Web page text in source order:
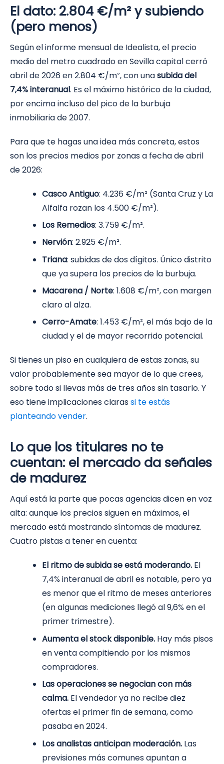
El dato: 2.804 €/m² y subiendo
(pero menos)
Según el informe mensual de Idealista, el precio
medio del metro cuadrado en Sevilla capital cerró
abril de 2026 en 2.804 €/m², con unasubida del
7,4% interanual. Es el máximo histórico de la ciudad,
por encima incluso del pico de la burbuja
inmobiliaria de 2007.
Para que te hagas una idea más concreta, estos
son los precios medios por zonas a fecha de abril
de 2026:
Casco Antiguo: 4.236 €/m² (Santa Cruz y La
Alfalfa rozan los 4.500 €/m²).
Los Remedios: 3.759 €/m².
Nervión: 2.925 €/m².
Triana: subidas de dos dígitos. Único distrito
que ya supera los precios de la burbuja.
Macarena / Norte: 1.608 €/m², con margen
claro al alza.
Cerro-Amate: 1.453 €/m², el más bajo de la
ciudad y el de mayor recorrido potencial.
Si tienes un piso en cualquiera de estas zonas, su
valor probablemente sea mayor de lo que crees,
sobre todo si llevas más de tres años sin tasarlo. Y
eso tiene implicaciones clarassi te estás
planteando vender.
Lo que los titulares no te
cuentan: el mercado da señales
de madurez
Aquí está la parte que pocas agencias dicen en voz
alta: aunque los precios siguen en máximos, el
mercado está mostrando síntomas de madurez.
Cuatro pistas a tener en cuenta:
El ritmo de subida se está moderando. El
7,4% interanual de abril es notable, pero ya
es menor que el ritmo de meses anteriores
(en algunas mediciones llegó al 9,6% en el
primer trimestre).
Aumenta el stock disponible. Hay más pisos
en venta compitiendo por los mismos
compradores.
Las operaciones se negocian con más
calma. El vendedor ya no recibe diez
ofertas el primer fin de semana, como
pasaba en 2024.
Los analistas anticipan moderación. Las
previsiones más comunes apuntan a